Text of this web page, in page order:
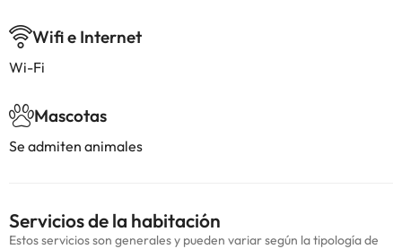
Wifi e Internet
Wi-Fi
Mascotas
Se admiten animales
Servicios de la habitación
Estos servicios son generales y pueden variar según la tipología de